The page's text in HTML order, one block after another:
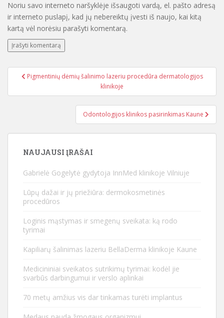
Noriu savo interneto naršyklėje išsaugoti vardą, el. pašto adresą
ir interneto puslapį, kad jų nebereiktų įvesti iš naujo, kai kitą
kartą vėl norėsiu parašyti komentarą.
Navigacija tarp įrašų
Pigmentinių dėmių šalinimo lazeriu procedūra dermatologijos
klinikoje
Odontologijos klinikos pasirinkimas Kaune
NAUJAUSI ĮRAŠAI
Gabrielė Gogelytė gydytoja InnMed klinikoje Vilniuje
Lūpų dažai ir jų priežiūra: dermokosmetinės
procedūros
Loginis mąstymas ir smegenų sveikata: ką rodo
tyrimai
Kapiliarų šalinimas lazeriu BellaDerma klinikoje Kaune
Medicininiai sveikatos sutrikimų tyrimai: kodėl jie
svarbūs darbingumui ir verslo aplinkai
70 metų amžius vis dar tinkamas turėti implantus